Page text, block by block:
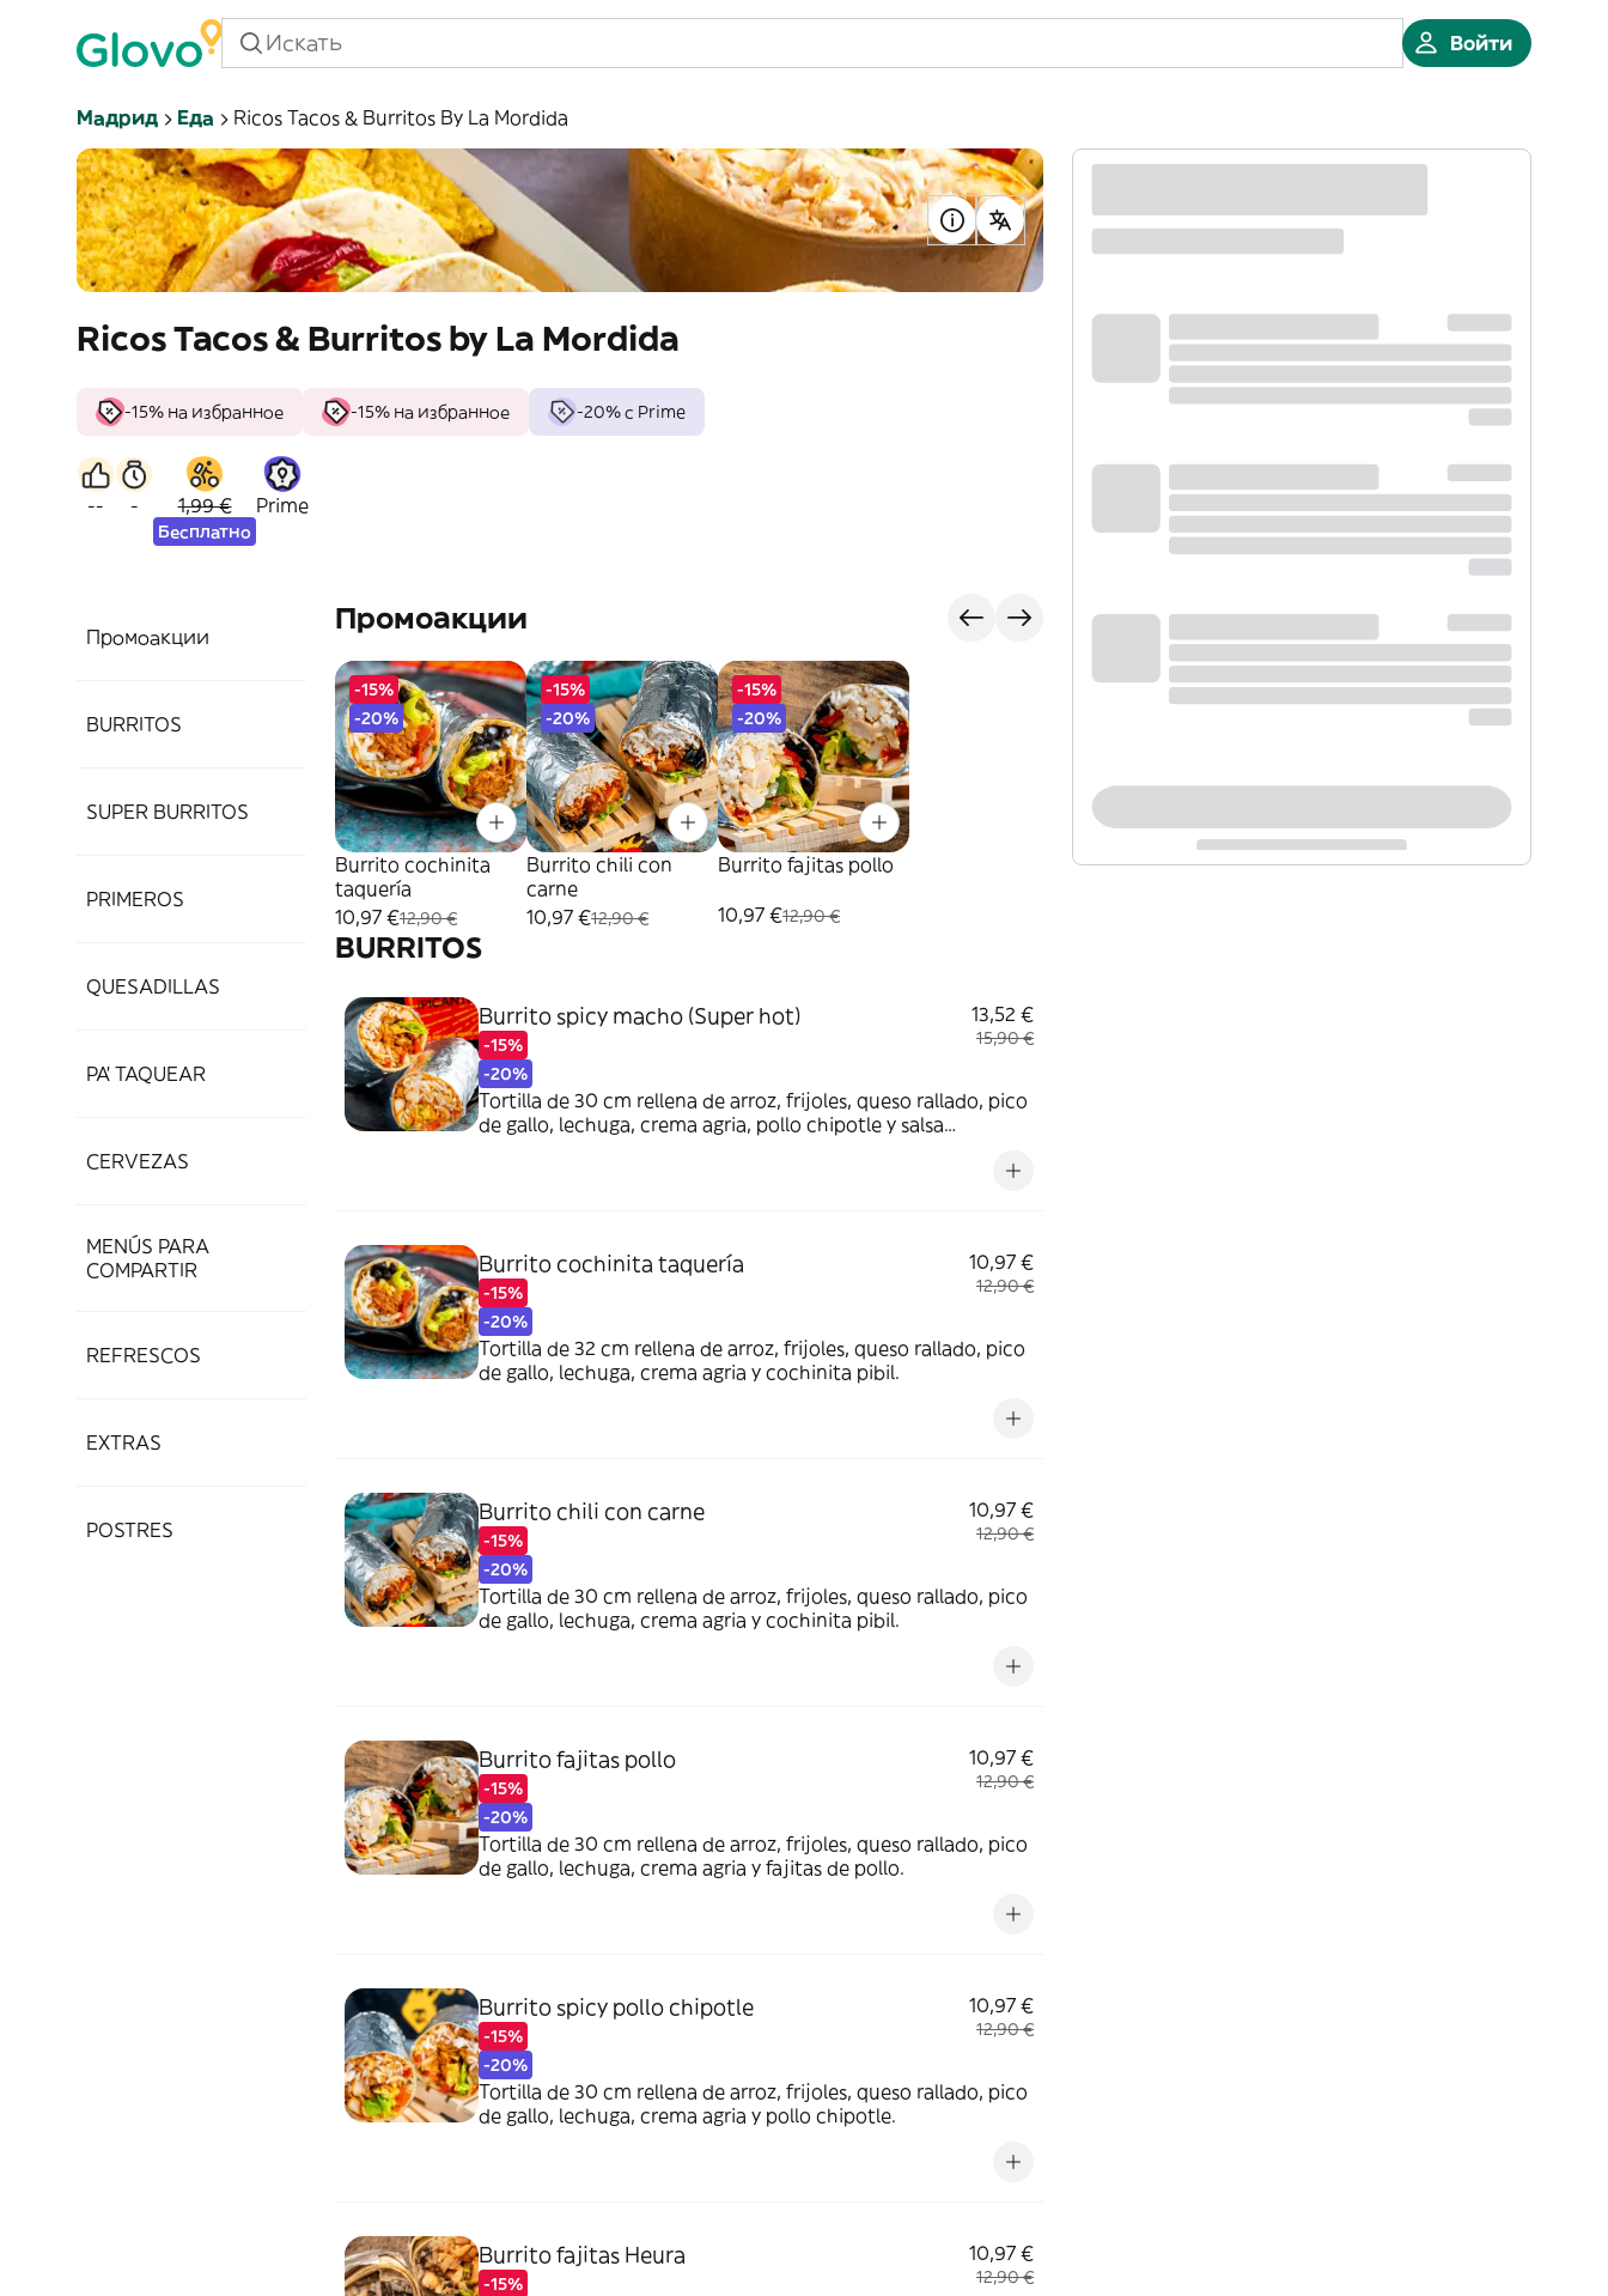
Войти
Мадрид Еда Ricos Tacos & Burritos By La Mordida
Ricos Tacos & Burritos by La Mordida
-15% на избранное -15% на избранное -20% с Prime
-- - 1,99 €
Бесплатно
Prime
Промоакции
BURRITOS
SUPER BURRITOS
PRIMEROS
QUESADILLAS
PA' TAQUEAR
CERVEZAS
MENÚS PARA
COMPARTIR
REFRESCOS
EXTRAS
POSTRES
Промоакции
-15%
-20%
Burrito cochinita
taquería
10,97 €12,90 €
-15%
-20%
Burrito chili con
carne
10,97 €12,90 €
-15%
-20%
Burrito fajitas pollo
10,97 €12,90 €
BURRITOS
Burrito spicy macho (Super hot)
-15%
-20%
13,52 €
15,90 €
Tortilla de 30 cm rellena de arroz, frijoles, queso rallado, pico
de gallo, lechuga, crema agria, pollo chipotle y salsa
Burrito cochinita taquería
-15%
-20%
10,97 €
12,90 €
Tortilla de 32 cm rellena de arroz, frijoles, queso rallado, pico
de gallo, lechuga, crema agria y cochinita pibil.
Burrito chili con carne
-15%
-20%
10,97 €
12,90 €
Tortilla de 30 cm rellena de arroz, frijoles, queso rallado, pico
de gallo, lechuga, crema agria y cochinita pibil.
Burrito fajitas pollo
-15%
-20%
10,97 €
12,90 €
Tortilla de 30 cm rellena de arroz, frijoles, queso rallado, pico
de gallo, lechuga, crema agria y fajitas de pollo.
Burrito spicy pollo chipotle
-15%
-20%
10,97 €
12,90 €
Tortilla de 30 cm rellena de arroz, frijoles, queso rallado, pico
de gallo, lechuga, crema agria y pollo chipotle.
Burrito fajitas Heura
-15%
10,97 €
12,90 €